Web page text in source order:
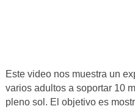
Este video nos muestra un
varios adultos a soportar 10
pleno sol. El objetivo es